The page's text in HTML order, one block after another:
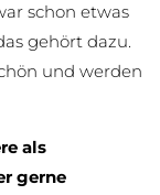
schon etwas
gehört dazu.
und werden
als
gerne